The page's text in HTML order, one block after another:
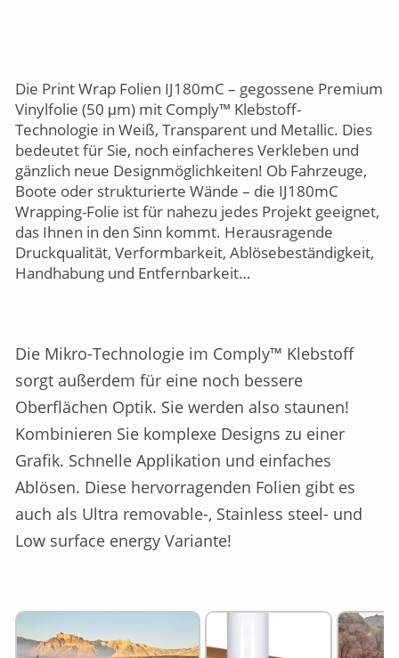
Die Print Wrap Folien IJ180mC – gegossene Premium
Vinylfolie (50 μm) mit Comply™ Klebstoff-
Technologie in Weiß, Transparent und Metallic. Dies
bedeutet für Sie, noch einfacheres Verkleben und
gänzlich neue Designmöglichkeiten! Ob Fahrzeuge,
Boote oder strukturierte Wände – die IJ180mC
Wrapping-Folie ist für nahezu jedes Projekt geeignet,
das Ihnen in den Sinn kommt. Herausragende
Druckqualität, Verformbarkeit, Ablösebeständigkeit,
Handhabung und Entfernbarkeit…
Die Mikro-Technologie im Comply™ Klebstoff
sorgt außerdem für eine noch bessere
Oberflächen Optik. Sie werden also staunen!
Kombinieren Sie komplexe Designs zu einer
Grafik. Schnelle Applikation und einfaches
Ablösen. Diese hervorragenden Folien gibt es
auch als Ultra removable-, Stainless steel- und
Low surface energy Variante!